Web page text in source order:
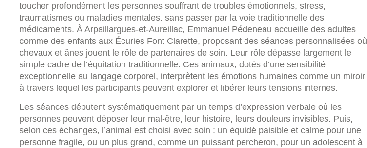
toucher profondément les personnes souffrant de troubles émotionnels, stress,
traumatismes ou maladies mentales, sans passer par la voie traditionnelle des
médicaments. À Arpaillargues-et-Aureillac, Emmanuel Pédeneau accueille des adultes
comme des enfants aux Écuries Font Clarette, proposant des séances personnalisées où
chevaux et ânes jouent le rôle de partenaires de soin. Leur rôle dépasse largement le
simple cadre de l’équitation traditionnelle. Ces animaux, dotés d’une sensibilité
exceptionnelle au langage corporel, interprètent les émotions humaines comme un miroir
à travers lequel les participants peuvent explorer et libérer leurs tensions internes.
Les séances débutent systématiquement par un temps d’expression verbale où les
personnes peuvent déposer leur mal-être, leur histoire, leurs douleurs invisibles. Puis,
selon ces échanges, l’animal est choisi avec soin : un équidé paisible et calme pour une
personne fragile, ou un plus grand, comme un puissant percheron, pour un adolescent à